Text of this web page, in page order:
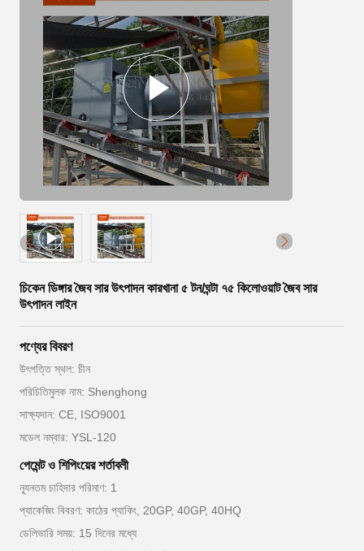
চিকেন ডিঙ্গার জৈব সার উৎপাদন কারখানা ৫ টন/ঘন্টা ৭৫ কিলোওয়াট জৈব সার
উৎপাদন লাইন
পণ্যের বিবরণ
উৎপত্তি স্থল: চীন
পরিচিতিমুলক নাম: Shenghong
সাক্ষ্যদান: CE, ISO9001
মডেল নম্বার: YSL-120
পেমেন্ট ও শিপিংয়ের শর্তাবলী
ন্যূনতম চাহিদার পরিমাণ: 1
প্যাকেজিং বিবরণ: কাঠের প্যাকিং, 20GP, 40GP, 40HQ
ডেলিভারি সময়: 15 দিনের মধ্যে